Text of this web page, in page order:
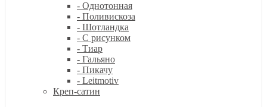
- Однотонная
- Поливискоза
- Шотландка
- С рисунком
- Тиар
- Гальяно
- Пикачу
- Leitmotiv
Креп-сатин